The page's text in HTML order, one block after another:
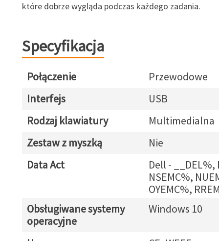
które dobrze wygląda podczas każdego zadania.
Specyfikacja
Połączenie
Przewodowe
Interfejs
USB
Rodzaj klawiatury
Multimedialna
Zestaw z myszką
Nie
Data Act
Dell - __DEL%,
NSEMC%,
OYEMC%,
Obsługiwane systemy
operacyjne
Windows 10